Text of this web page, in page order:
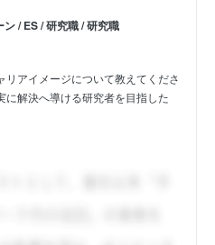
/ ES / 研究職 / 研究職
リアイメージについて教えてくださ
に解決へ導ける研究者を目指した